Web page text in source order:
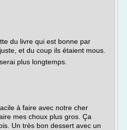
du livre qui est bonne par
et du coup ils étaient mous.
plus longtemps.
à faire avec notre cher
mes choux plus gros. Ça
Un très bon dessert avec un